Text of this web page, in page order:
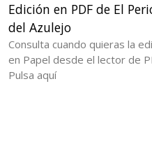
Edición en PDF de El
del Azulejo
Consulta cuando quieras la
en Papel desde el lector de
Pulsa aquí